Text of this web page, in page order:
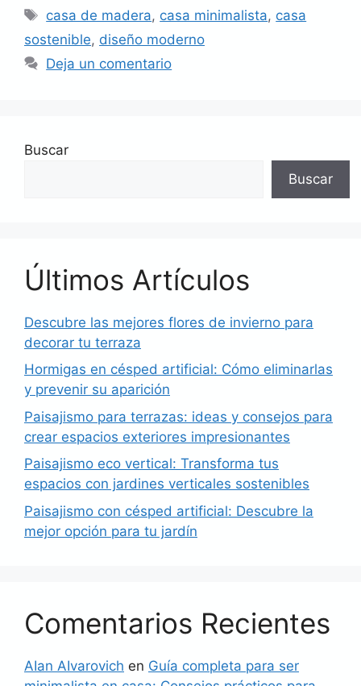
Etiquetas
casa de madera, casa minimalista, casa
sostenible, diseño moderno
Deja un comentario
Buscar
Buscar
Últimos Artículos
Descubre las mejores flores de invierno para
decorar tu terraza
Hormigas en césped artificial: Cómo eliminarlas
y prevenir su aparición
Paisajismo para terrazas: ideas y consejos para
crear espacios exteriores impresionantes
Paisajismo eco vertical: Transforma tus
espacios con jardines verticales sostenibles
Paisajismo con césped artificial: Descubre la
mejor opción para tu jardín
Comentarios Recientes
AIan AIvarovich en Guía completa para ser